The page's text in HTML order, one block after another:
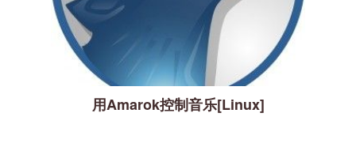
用Amarok控制音乐[Linux]